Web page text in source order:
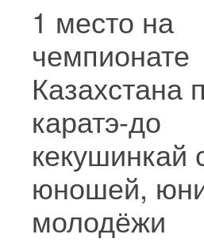
1 место на
чемпионате
Казахстана
каратэ-до
кекушинкай
юношей,
молодёжи